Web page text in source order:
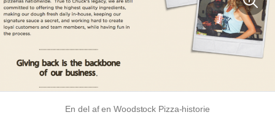
En del af en Woodstock Pizza-historie